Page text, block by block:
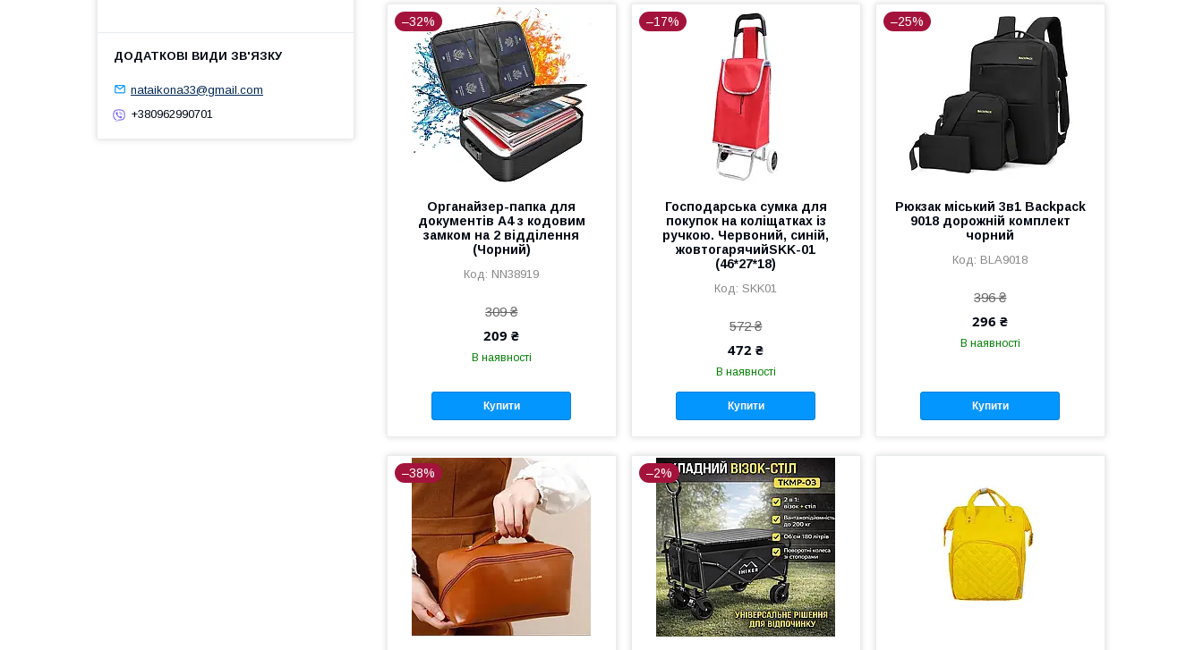
–32%
Органайзер-папка для
документів А4 з кодовим
замком на 2 відділення
(Чорний)
NN38919
309 ₴
209 ₴
В наявності
Купити
–17%
Господарська сумка для
покупок на коліщатках із
ручкою. Червоний, синій,
жовтогарячийSKK-01
(46*27*18)
SKK01
572 ₴
472 ₴
В наявності
Купити
–25%
Рюкзак міський 3в1 Backpack
9018 дорожній комплект
чорний
BLA9018
396 ₴
296 ₴
В наявності
Купити
–38% –2%
nataikona33@gmail.com
+380962990701